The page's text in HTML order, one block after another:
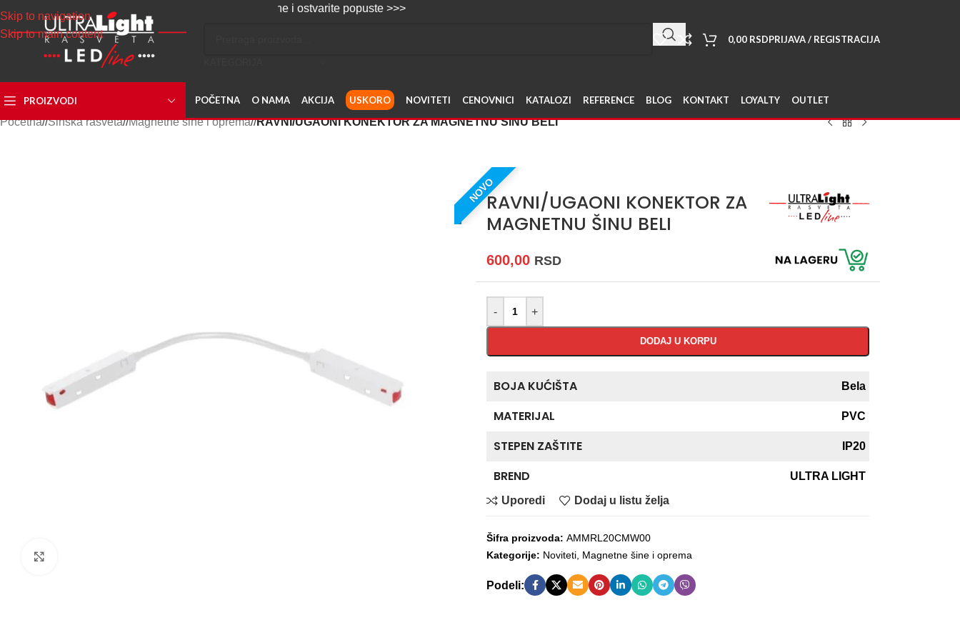
Skip to navigation
Skip to main content
Napravite svoj nalog, sakupljajte poene i ostvarite popuste >>>
0,00 RSDPRIJAVA / REGISTRACIJA
PROIZVODI POČETNA O NAMA AKCIJA USKORO NOVITETI CENOVNICI KATALOZI REFERENCE BLOG KONTAKT LOYALTY OUTLET
Početna/ Šinska rasveta/ Magnetne šine i oprema/ RAVNI/UGAONI KONEKTOR ZA MAGNETNU ŠINU BELI
NOVORAVNI/UGAONI KONEKTOR ZA
MAGNETNU ŠINU BELI
600,00 RSD
- +
DODAJ U KORPU
BOJA KUĆIŠTA Bela
MATERIJAL PVC
STEPEN ZAŠTITE IP20
BREND
ULTRA LIGHT
Uporedi
Dodaj u listu želja
Šifra proizvoda: AMMRL20CMW00
Kategorije: Noviteti Magnetne šine i oprema
Podeli: